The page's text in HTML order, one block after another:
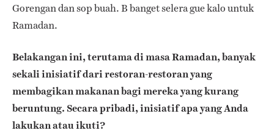
Gorengan dan sop buah. B banget selera gue kalo untuk
Ramadan.
Belakangan ini, terutama di masa Ramadan, banyak
sekali inisiatif dari restoran-restoran yang
membagikan makanan bagi mereka yang kurang
beruntung. Secara pribadi, inisiatif apa yang Anda
lakukan atau ikuti?